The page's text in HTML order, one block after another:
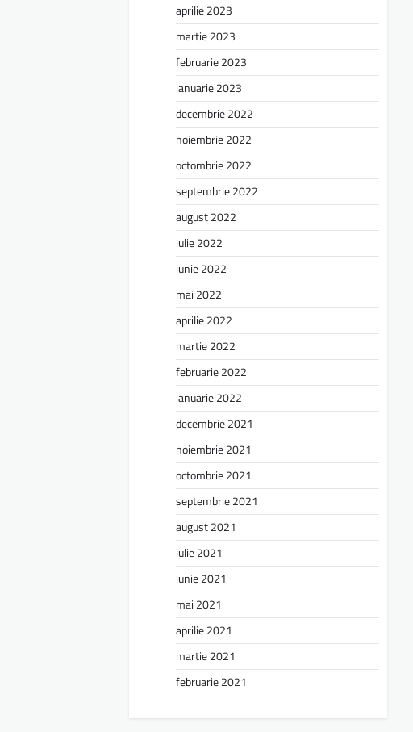
aprilie 2023
martie 2023
februarie 2023
ianuarie 2023
decembrie 2022
noiembrie 2022
octombrie 2022
septembrie 2022
august 2022
iulie 2022
iunie 2022
mai 2022
aprilie 2022
martie 2022
februarie 2022
ianuarie 2022
decembrie 2021
noiembrie 2021
octombrie 2021
septembrie 2021
august 2021
iulie 2021
iunie 2021
mai 2021
aprilie 2021
martie 2021
februarie 2021